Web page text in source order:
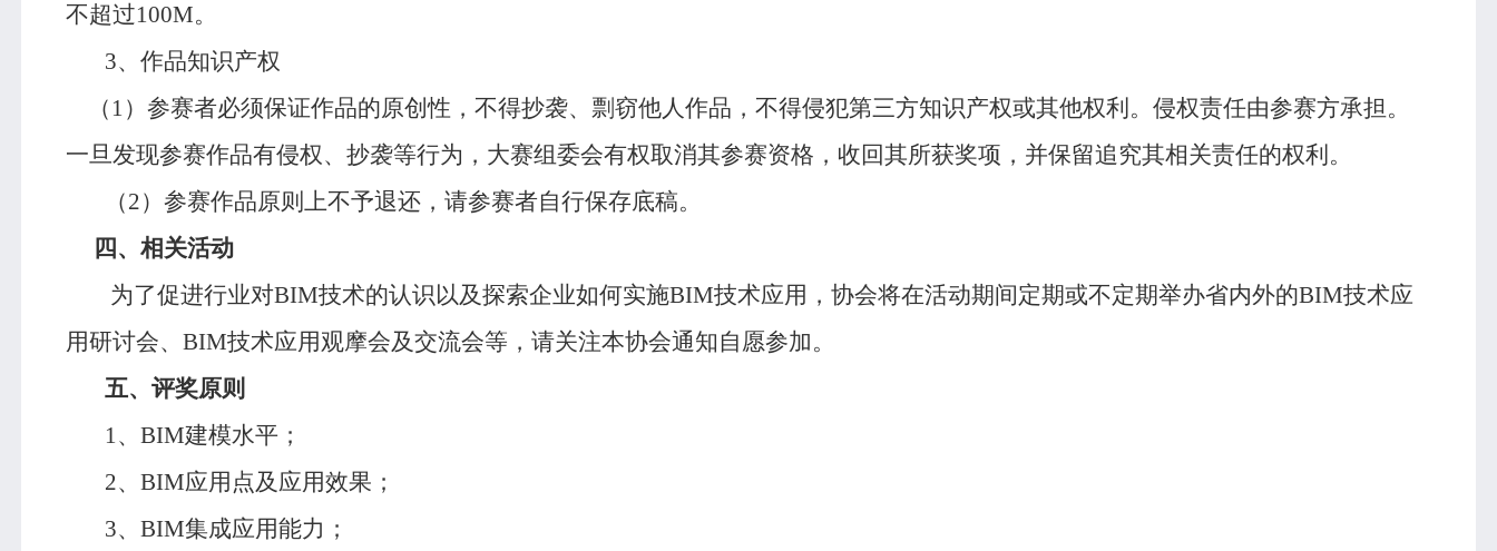
不超过100M。
3、作品知识产权
（ 1）参赛者必须保证作品的原创性，不得抄袭、剽窃他人作品，不得侵犯第三方知识产权或其他权利。侵权责任由参赛方承担。
一旦发现参赛作品有侵权、抄袭等行为，大赛组委会有权取消其参赛资格，收回其所获奖项，并保留追究其相关责任的权利。
（2）参赛作品原则上不予退还，请参赛者自行保存底稿。
四、相关活动
为了促进行业对BIM技术的认识以及探索企业如何实施BIM技术应用，协会将在活动期间定期或不定期举办省内外的BIM技术应
用研讨会、 BIM技术应用观摩会及交流会等，请关注本协会通知自愿参加。
五、评奖原则
1、 BIM建模水平；
2、 BIM应用点及应用效果；
3、 BIM集成应用能力；